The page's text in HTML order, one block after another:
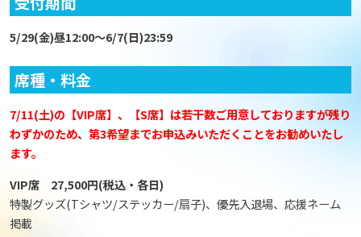
5/29(金)昼12:00～6/7(日)23:59
席種・料金
7/11(土)の【VIP席】、【S席】は若干数ご用意しておりますが残り
わずかのため、第3希望までお申込みいただくことをお勧めいたし
ます。
VIP席 27,500円(税込・各日)
特製グッズ(Tシャツ/ステッカー/扇子)、優先入退場、応援ネーム
掲載